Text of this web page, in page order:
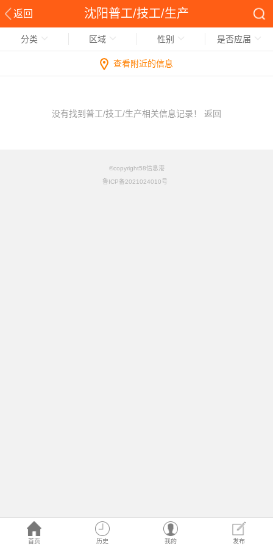
返回 沈阳普工/技工/生产
首页 历史 我的 发布
分类 区域 性别 是否应届
查看附近的信息
没有找到普工/技工/生产相关信息记录！ 返回
©copyright58信息港
鲁ICP备2021024010号